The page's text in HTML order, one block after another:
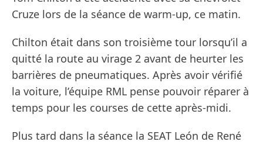
Cruze lors de la séance de warm-up, ce matin.
Chilton était dans son troisième tour lorsqu’il a
quitté la route au virage 2 avant de heurter les
barrières de pneumatiques. Après avoir vérifié
la voiture, l’équipe RML pense pouvoir réparer à
temps pour les courses de cette après-midi.
Plus tard dans la séance la SEAT León de René